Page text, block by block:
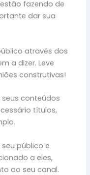
fazendo de
dar sua
através dos
a dizer. Leve
construtivas!
conteúdos
títulos,
público e
a eles,
ao seu canal.